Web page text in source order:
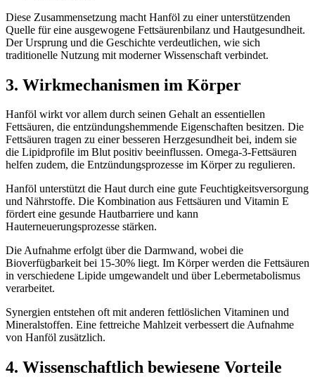
Diese Zusammensetzung macht Hanföl zu einer unterstützenden
Quelle für eine ausgewogene Fettsäurenbilanz und Hautgesundheit.
Der Ursprung und die Geschichte verdeutlichen, wie sich
traditionelle Nutzung mit moderner Wissenschaft verbindet.
3. Wirkmechanismen im Körper
Hanföl wirkt vor allem durch seinen Gehalt an essentiellen
Fettsäuren, die entzündungshemmende Eigenschaften besitzen. Die
Fettsäuren tragen zu einer besseren Herzgesundheit bei, indem sie
die Lipidprofile im Blut positiv beeinflussen. Omega-3-Fettsäuren
helfen zudem, die Entzündungsprozesse im Körper zu regulieren.
Hanföl unterstützt die Haut durch eine gute Feuchtigkeitsversorgung
und Nährstoffe. Die Kombination aus Fettsäuren und Vitamin E
fördert eine gesunde Hautbarriere und kann
Hauterneuerungsprozesse stärken.
Die Aufnahme erfolgt über die Darmwand, wobei die
Bioverfügbarkeit bei 15-30% liegt. Im Körper werden die Fettsäuren
in verschiedene Lipide umgewandelt und über Lebermetabolismus
verarbeitet.
Synergien entstehen oft mit anderen fettlöslichen Vitaminen und
Mineralstoffen. Eine fettreiche Mahlzeit verbessert die Aufnahme
von Hanföl zusätzlich.
4. Wissenschaftlich bewiesene Vorteile